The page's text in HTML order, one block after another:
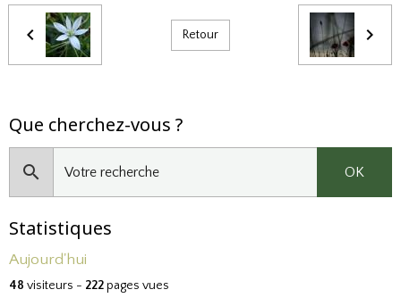
Retour
Que cherchez-vous ?
OK
Statistiques
Aujourd'hui
48 visiteurs - 222pages vues